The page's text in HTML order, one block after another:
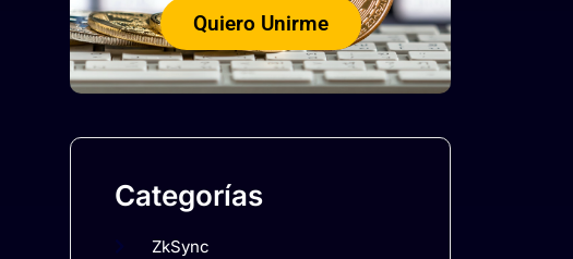
Quiero Unirme
Categorías
ZkSync